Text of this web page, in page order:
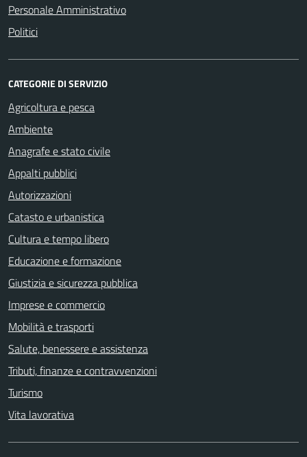
Personale Amministrativo
Politici
CATEGORIE DI SERVIZIO
Agricoltura e pesca
Ambiente
Anagrafe e stato civile
Appalti pubblici
Autorizzazioni
Catasto e urbanistica
Cultura e tempo libero
Educazione e formazione
Giustizia e sicurezza pubblica
Imprese e commercio
Mobilità e trasporti
Salute, benessere e assistenza
Tributi, finanze e contravvenzioni
Turismo
Vita lavorativa